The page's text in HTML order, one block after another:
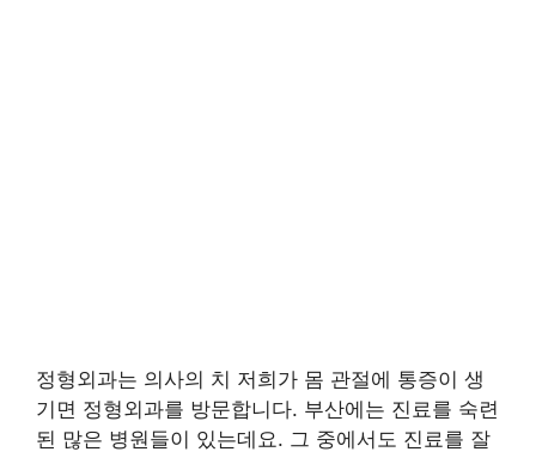
정형외과는 의사의 치 저희가 몸 관절에 통증이 생
기면 정형외과를 방문합니다. 부산에는 진료를 숙련
된 많은 병원들이 있는데요. 그 중에서도 진료를 잘